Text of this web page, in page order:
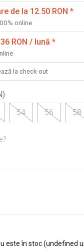
de la 12.50 RON *
online
RON / lună *
la check-out
)
54 56 58
este în stoc (undefined